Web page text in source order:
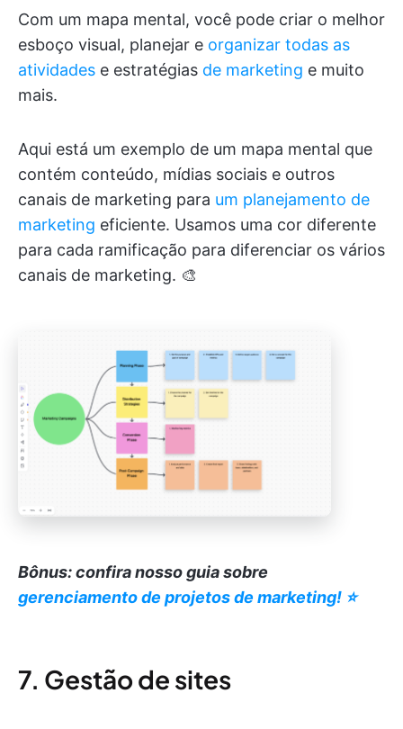
Com um mapa mental, você pode criar o melhor
esboço visual, planejar e organizar todas as
atividades e estratégias de marketing e muito
mais.
Aqui está um exemplo de um mapa mental que
contém conteúdo, mídias sociais e outros
canais de marketing para um planejamento de
marketing eficiente. Usamos uma cor diferente
para cada ramificação para diferenciar os vários
canais de marketing. 🎨
Bônus: confira nosso guia sobre
gerenciamento de projetos de marketing! ⭐️
7. Gestão de sites